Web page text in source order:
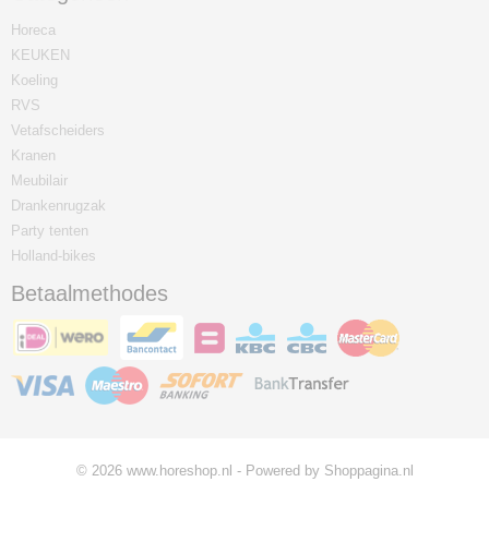
Horeca
KEUKEN
Koeling
RVS
Vetafscheiders
Kranen
Meubilair
Drankenrugzak
Party tenten
Holland-bikes
Betaalmethodes
© 2026 www.horeshop.nl - Powered by Shoppagina.nl